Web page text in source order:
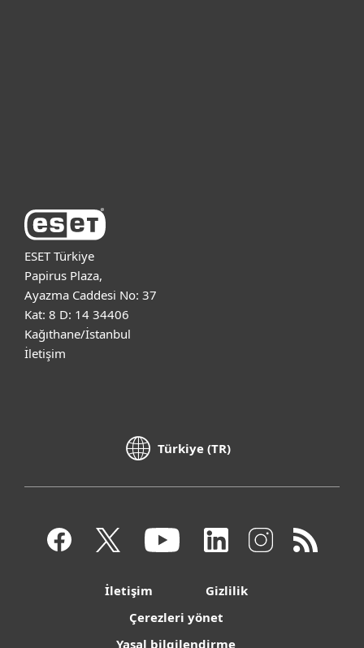
ESET Türkiye
Papirus Plaza,
Ayazma Caddesi No: 37
Kat: 8 D: 14 34406
Kağıthane/İstanbul
İletişim
Türkiye (TR)
İletişim
Gizlilik
Çerezleri yönet
Yasal bilgilendirme